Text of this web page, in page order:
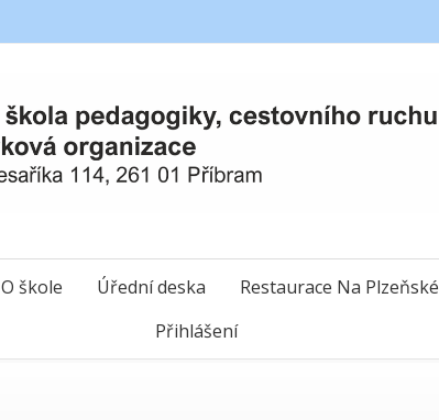
O škole Úřední deska Restaurace Na Plzeňské
Přihlášení